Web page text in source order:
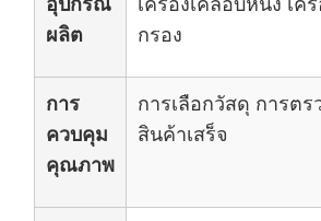
อุปกรณ์
ผลิต
เครื่องเคลือบหนัง เค
กรอง
การ
ควบคุม
คุณภาพ
การเลือกวัสดุ การต
สินค้าเสร็จ